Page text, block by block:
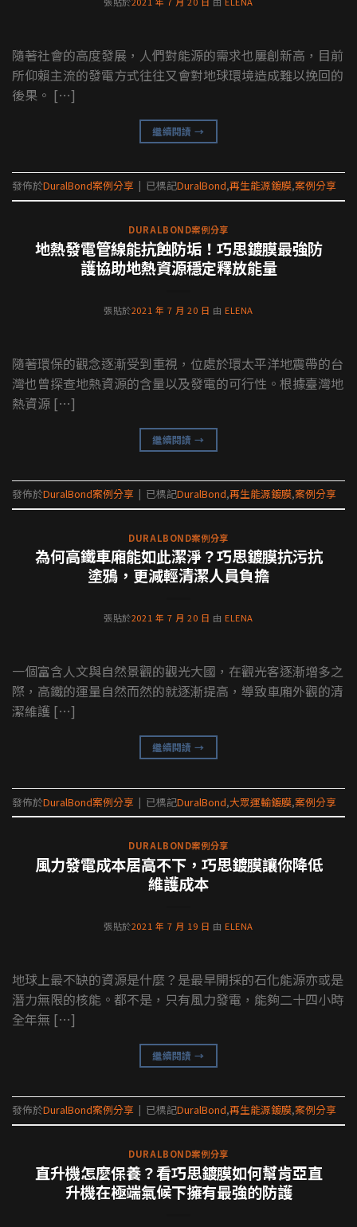
隨著社會的高度發展，人們對能源的需求也屢創新高，目前
所仰賴主流的發電方式往往又會對地球環境造成難以挽回的
後果。 […]
繼續閱讀→
發佈於DuralBond案例分享 | 已標記DuralBond,再生能源鍍膜,案例分享
DURALBOND案例分享
地熱發電管線能抗蝕防垢！巧思鍍膜最強防
護協助地熱資源穩定釋放能量
張貼於2021 年 7 月 20 日 由 ELENA
隨著環保的觀念逐漸受到重視，位處於環太平洋地震帶的台
灣也曾探查地熱資源的含量以及發電的可行性。根據臺灣地
熱資源 […]
繼續閱讀→
發佈於DuralBond案例分享 | 已標記DuralBond,再生能源鍍膜,案例分享
DURALBOND案例分享
為何高鐵車廂能如此潔淨？巧思鍍膜抗污抗
塗鴉，更減輕清潔人員負擔
張貼於2021 年 7 月 20 日 由 ELENA
一個富含人文與自然景觀的觀光大國，在觀光客逐漸增多之
際，高鐵的運量自然而然的就逐漸提高，導致車廂外觀的清
潔維護 […]
繼續閱讀→
發佈於DuralBond案例分享 | 已標記DuralBond,大眾運輸鍍膜,案例分享
DURALBOND案例分享
風力發電成本居高不下，巧思鍍膜讓你降低
維護成本
張貼於2021 年 7 月 19 日 由 ELENA
地球上最不缺的資源是什麼？是最早開採的石化能源亦或是
潛力無限的核能。都不是，只有風力發電，能夠二十四小時
全年無 […]
繼續閱讀→
發佈於DuralBond案例分享 | 已標記DuralBond,再生能源鍍膜,案例分享
DURALBOND案例分享
直升機怎麼保養？看巧思鍍膜如何幫肯亞直
升機在極端氣候下擁有最強的防護